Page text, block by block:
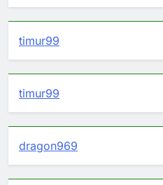
timur99
timur99
dragon969